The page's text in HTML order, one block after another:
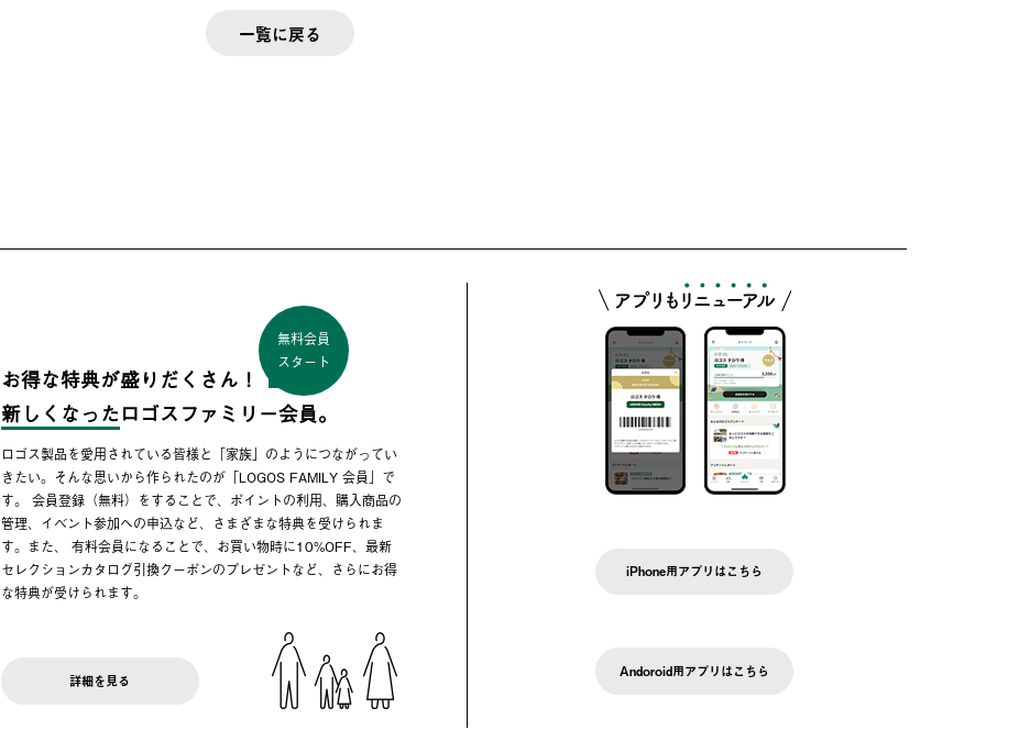
一覧に戻る
お得な特典が盛りだくさん！
無料会員
スタート
新しくなったロゴスファミリー会員。
ロゴス製品を愛用されている皆様と「家族」のようにつながってい
きたい。そんな思いから作られたのが「LOGOS FAMILY 会員」で
す。 会員登録（無料）をすることで、ポイントの利用、購入商品の
管理、イベント参加への申込など、さまざまな特典を受けられま
す。また、 有料会員になることで、お買い物時に10%OFF、最新
セレクションカタログ引換クーポンのプレゼントなど、さらにお得
な特典が受けられます。
詳細を見る
iPhone用アプリはこちら
Andoroid用アプリはこちら